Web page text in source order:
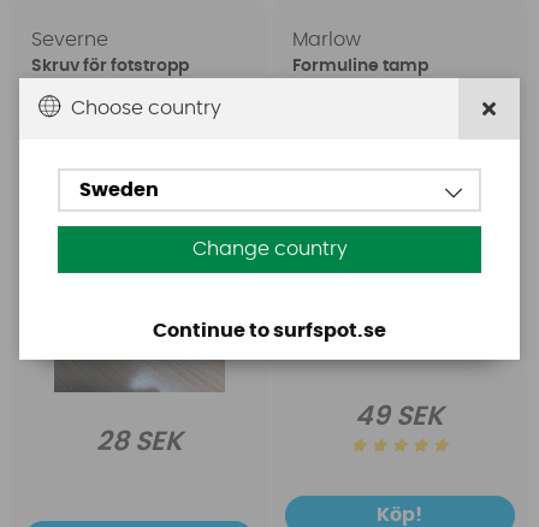
Severne
Skruv för fotstropp
28 SEK
Marlow
Formuline tamp
White (pris per meter)
49 SEK
Köp!
Choose country
Sweden
Change country
Continue to surfspot.se